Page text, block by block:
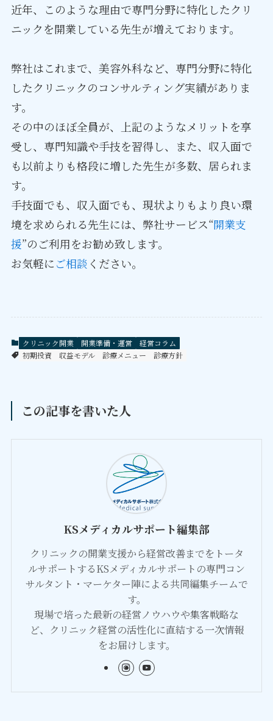
近年、このような理由で専門分野に特化したクリ
ニックを開業している先生が増えております。
弊社はこれまで、美容外科など、専門分野に特化
したクリニックのコンサルティング実績がありま
す。
その中のほぼ全員が、上記のようなメリットを享
受し、専門知識や手技を習得し、また、収入面で
も以前よりも格段に増した先生が多数、居られま
す。
手技面でも、収入面でも、現状よりもより良い環
境を求められる先生には、弊社サービス“開業支
援”のご利用をお勧め致します。
お気軽にご相談 ください。
クリニック開業 開業準備・運営
経営コラム
初期投資
収益モデル 診療メニュー 診療方針
この記事を書いた人
KSメディカルサポート編集部
クリニックの開業支援から経営改善までをトータ
ルサポートするKSメディカルサポートの専門コン
サルタント・マーケター陣による共同編集チームで
す。
現場で培った最新の経営ノウハウや集客戦略な
ど、クリニック経営の活性化に直結する一次情報
をお届けします。